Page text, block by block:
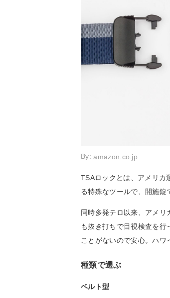
By:amazon.co.jp
TSAロックとは、アメリカ
る特殊なツールで、開施錠
同時多発テロ以来、アメリ
も抜き打ちで目視検査を
ことがないので安心。ハワ
種類で選ぶ
ベルト型